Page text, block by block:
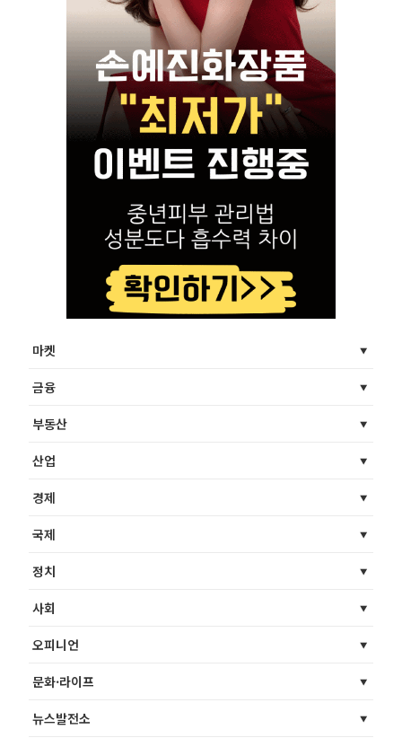
마켓
금융
부동산
산업
경제
국제
정치
사회
오피니언
문화·라이프
뉴스발전소